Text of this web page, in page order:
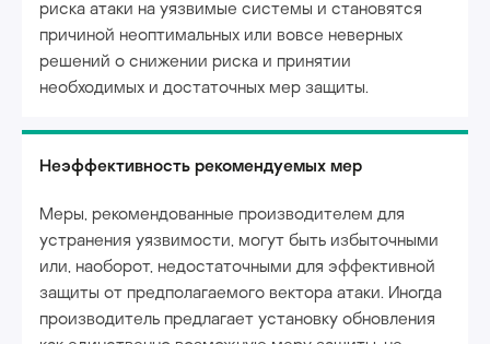
риска атаки на уязвимые системы и становятся
причиной неоптимальных или вовсе неверных
решений о снижении риска и принятии
необходимых и достаточных мер защиты.
Неэффективность рекомендуемых мер
Меры, рекомендованные производителем для
устранения уязвимости, могут быть избыточными
или, наоборот, недостаточными для эффективной
защиты от предполагаемого вектора атаки. Иногда
производитель предлагает установку обновления